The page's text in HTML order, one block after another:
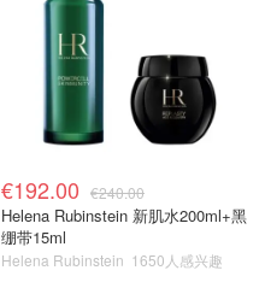
€192.00 €240.00
Helena Rubinstein 新肌水200ml+黑
绷带15ml
Helena Rubinstein 1650人感兴趣